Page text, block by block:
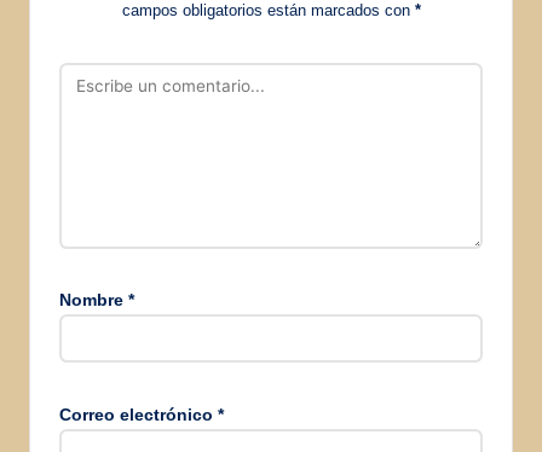
campos obligatorios están marcados con *
Nombre *
Correo electrónico *